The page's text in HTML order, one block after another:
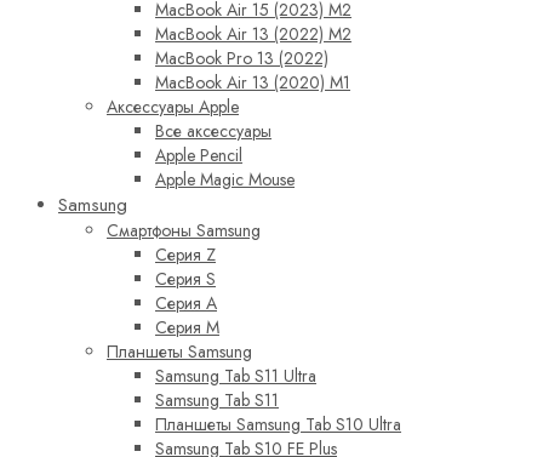
MacBook Air 15 (2023) M2
MacBook Air 13 (2022) M2
MacBook Pro 13 (2022)
MacBook Air 13 (2020) M1
Аксессуары Apple
Все аксессуары
Apple Pencil
Apple Magic Mouse
Samsung
Смартфоны Samsung
Серия Z
Серия S
Серия A
Серия M
Планшеты Samsung
Samsung Tab S11 Ultra
Samsung Tab S11
Планшеты Samsung Tab S10 Ultra
Samsung Tab S10 FE Plus